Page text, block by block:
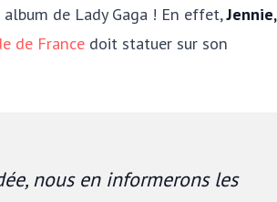
de Lady Gaga ! En effet,Jennie,
de France doit statuer sur son
nous en informerons les